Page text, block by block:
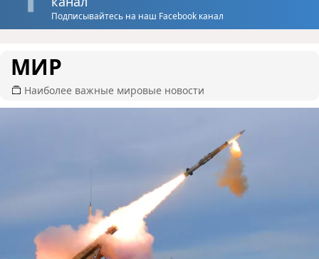
Подписывайтесь на наш Facebook канал
МИР
Наиболее важные мировые новости